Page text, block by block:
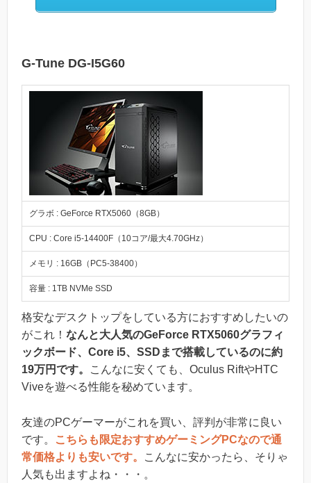
G-Tune DG-I5G60
グラボ : GeForce RTX5060（8GB）
CPU : Core i5-14400F（10コア/最大4.70GHz）
メモリ : 16GB（PC5-38400）
容量 : 1TB NVMe SSD
格安なデスクトップをしている方におすすめしたいの
がこれ！ なんと大人気のGeForce RTX5060グラフィ
ックボード、Core i5、SSDまで搭載しているのに約
19万円です。
こんなに安くても、Oculus RiftやHTC
Viveを遊べる性能を秘めています。
友達のPCゲーマーがこれを買い、評判が非常に良い
です。
こちらも限定おすすめゲーミングPCなので通
常価格よりも安いです。
こんなに安かったら、そりゃ
人気も出ますよね・・・。